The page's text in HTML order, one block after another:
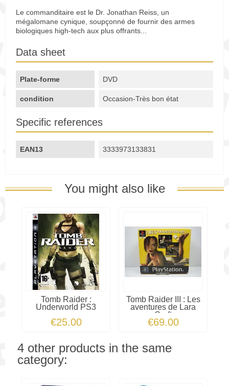
Le commanditaire est le Dr. Jonathan Reiss, un
mégalomane cynique, soupçonné de fournir des armes
biologiques high-tech aux plus offrants...
Data sheet
Plate-forme DVD
condition Occasion-Très bon état
Specific references
EAN13 3333973133831
You might also like
Tomb Raider :
Underworld PS3
€25.00
Tomb Raider III : Les
aventures de Lara
Croft
€69.00
4 other products in the same
category: